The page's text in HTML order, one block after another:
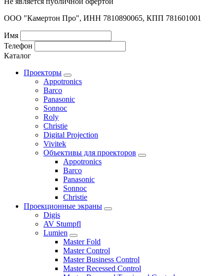
ООО "Камертон Про", ИНН 7810890065, КПП 781601001
Имя
Телефон
Каталог
Проекторы
Appotronics
Barco
Panasonic
Sonnoc
Roly
Christie
Digital Projection
Vivitek
Объективы для проекторов
Appotronics
Barco
Panasonic
Sonnoc
Сhristie
Проекционные экраны
Digis
AV Stumpfl
Lumien
Master Fold
Master Control
Master Business Control
Master Recessed Control